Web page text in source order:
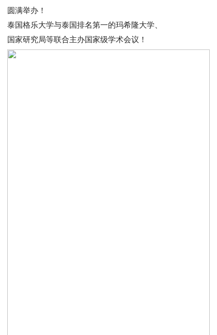
圆满举办！
泰国格乐大学与泰国排名第一的玛希隆大学、
国家研究局等联合主办国家级学术会议！